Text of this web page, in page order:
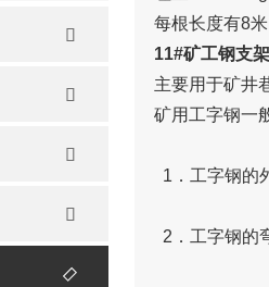
每根长度有8
11#矿工钢支
主要用于矿井
矿用工字钢一
1．工字钢的
2．工字钢的




